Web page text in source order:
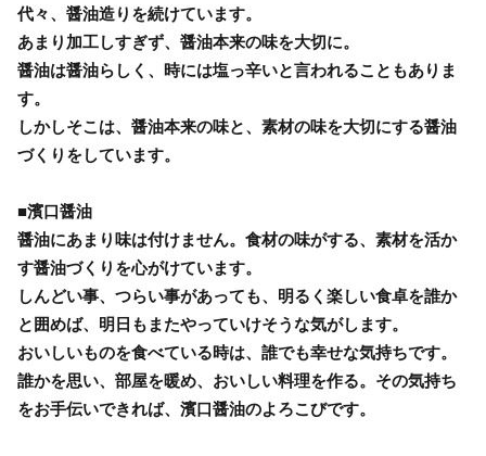
代々、醤油造りを続けています。
あまり加工しすぎず、醤油本来の味を大切に。
醤油は醤油らしく、時には塩っ辛いと言われることもありま
す。
しかしそこは、醤油本来の味と、素材の味を大切にする醤油
づくりをしています。
■濱口醤油
醤油にあまり味は付けません。食材の味がする、素材を活か
す醤油づくりを心がけています。
しんどい事、つらい事があっても、明るく楽しい食卓を誰か
と囲めば、明日もまたやっていけそうな気がします。
おいしいものを食べている時は、誰でも幸せな気持ちです。
誰かを思い、部屋を暖め、おいしい料理を作る。その気持ち
をお手伝いできれば、濱口醤油のよろこびです。